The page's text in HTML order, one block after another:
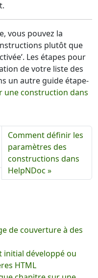
vous pouvez la
plutôt que
Les étapes pour
de votre liste des
un autre guide étape-
une construction dans
Comment définir les
paramètres des
constructions dans
HelpNDoc »
de couverture à des
initial développé ou
HTML